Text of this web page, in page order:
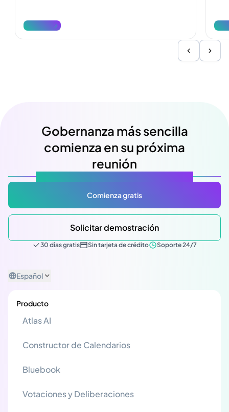
Ver más
Ver
Gobernanza más sencilla
comienza en su próxima
reunión
Comienza gratis
Solicitar demostración
30 días gratis Sin tarjeta de crédito Soporte 24/7
Español
Producto
Atlas AI
Constructor de Calendarios
Bluebook
Votaciones y Deliberaciones